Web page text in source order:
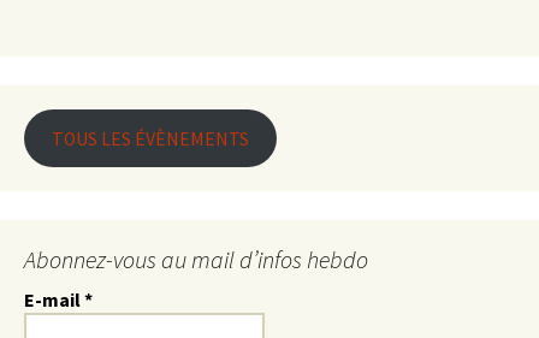
TOUS LES ÉVÈNEMENTS
Abonnez-vous au mail d’infos hebdo
E-mail*